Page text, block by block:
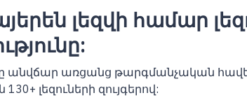
լեզվի համար
անվճար առցանց թարգմանչական
լեզուների զույգերով: